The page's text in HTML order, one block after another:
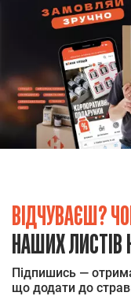
ВІДЧУВАЄШ?
НАШИХ ЛИСТІВ
Підпишись —
що додати до